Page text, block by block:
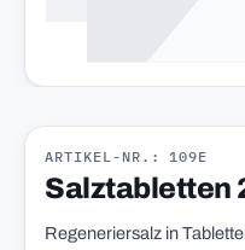
ARTIKEL-NR.: 109E
Salztabletten
Regeneriersalz in